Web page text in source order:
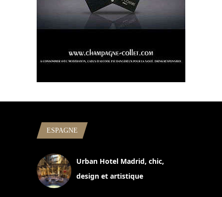
ESPAGNE
Urban Hotel Madrid, chic,
design et artistique